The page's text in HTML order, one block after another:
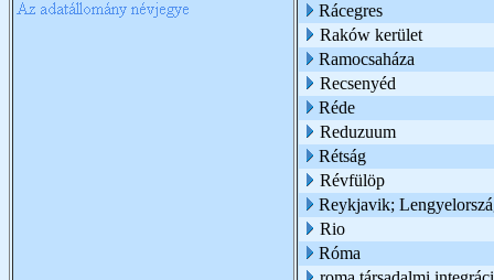
Rácegres
Raków kerület
Ramocsaháza
Recsenyéd
Réde
Reduzuum
Rétság
Révfülöp
Reykjavik;
Rio
Róma